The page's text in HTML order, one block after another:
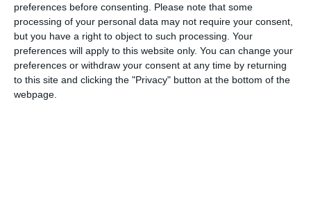
preferences before consenting.
Please note that some
processing of your personal data may not require your consent,
but you have a right to object to such processing. Your
preferences will apply to this website only. You can change your
preferences or withdraw your consent at any time by returning
to this site and clicking the "Privacy" button at the bottom of the
webpage.
COMENTARII
Nume